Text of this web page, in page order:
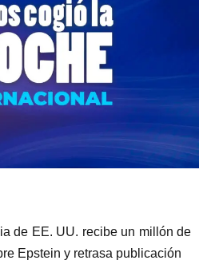
de EE. UU. recibe un millón de
Epstein y retrasa publicación